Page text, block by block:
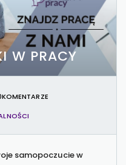
W PRACY
samopoczucie w